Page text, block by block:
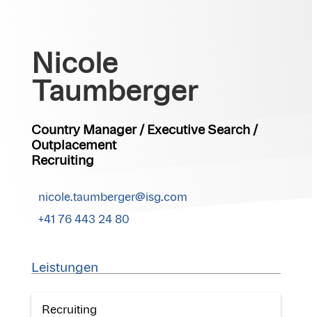
Nicole
Taumberger
Country Manager / Executive Search /
Outplacement
Recruiting
nicole.taumberger@isg.com
+41 76 443 24 80
Leistungen
Recruiting